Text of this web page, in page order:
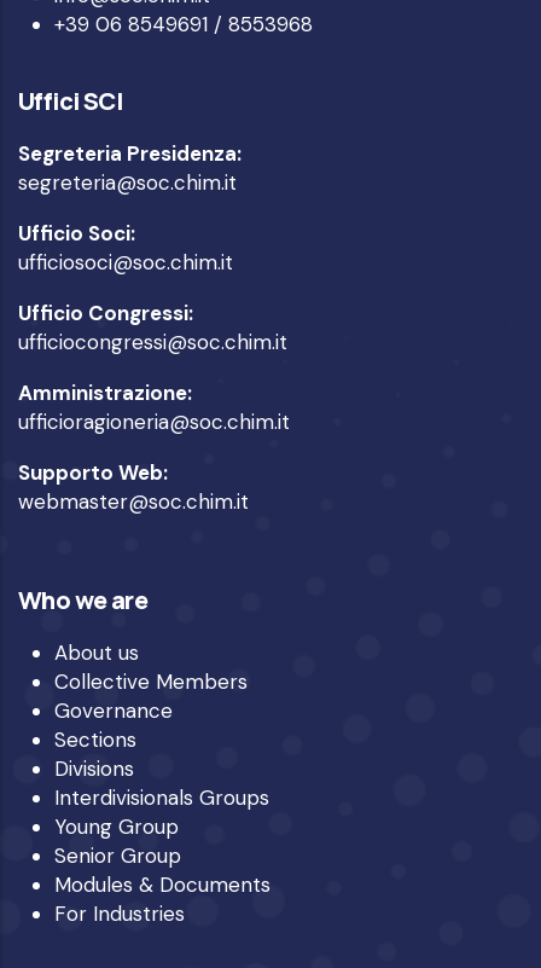
+39 06 8549691 / 8553968
Uffici SCI
Segreteria Presidenza:
segreteria@soc.chim.it
Ufficio Soci:
ufficiosoci@soc.chim.it
Ufficio Congressi:
ufficiocongressi@soc.chim.it
Amministrazione:
ufficioragioneria@soc.chim.it
Supporto Web:
webmaster@soc.chim.it
Who we are
About us
Collective Members
Governance
Sections
Divisions
Interdivisionals Groups
Young Group
Senior Group
Modules & Documents
For Industries